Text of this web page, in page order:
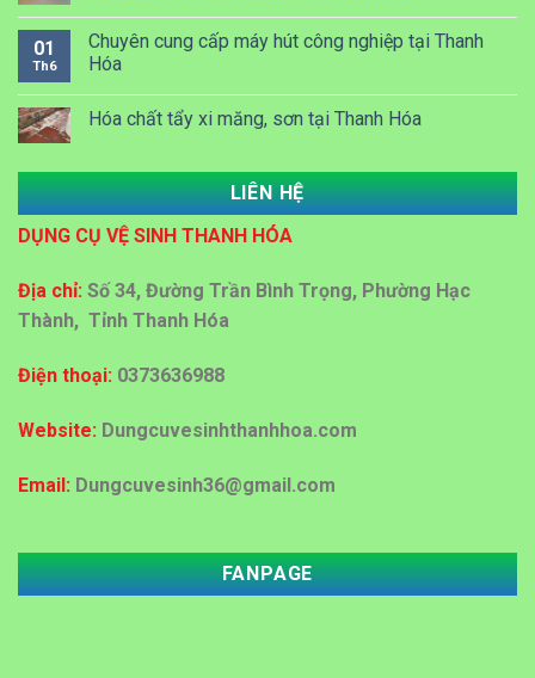
01
Th6
Chuyên cung cấp máy hút công nghiệp tại Thanh
Hóa
Hóa chất tẩy xi măng, sơn tại Thanh Hóa
Dung dịch Lau kính công nghiệp tại Thanh Hóa
Mua bán thùng rác ở Thanh Hoá
Đại lý mua bán thùng rác nhựa 60 lít ,120 lít tại
LIÊN HỆ
DỤNG CỤ VỆ SINH THANH HÓA
Địa chỉ: Số 34, Đường Trần Bình Trọng, Phường Hạc
Thành, Tỉnh Thanh Hóa
Điện thoại: 0373636988
Website: Dungcuvesinhthanhhoa.com
Email: Dungcuvesinh36@gmail.com
FANPAGE